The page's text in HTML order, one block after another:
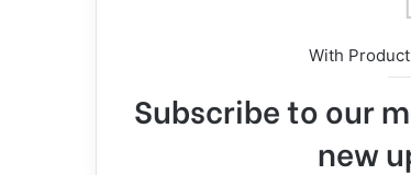
With
Subscribe to our
new